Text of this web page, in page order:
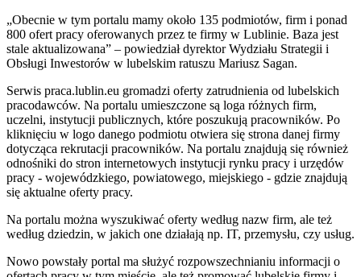
„Obecnie w tym portalu mamy około 135 podmiotów, firm i ponad
800 ofert pracy oferowanych przez te firmy w Lublinie. Baza jest
stale aktualizowana” – powiedział dyrektor Wydziału Strategii i
Obsługi Inwestorów w lubelskim ratuszu Mariusz Sagan.
Serwis praca.lublin.eu gromadzi oferty zatrudnienia od lubelskich
pracodawców. Na portalu umieszczone są loga różnych firm,
uczelni, instytucji publicznych, które poszukują pracowników. Po
kliknięciu w logo danego podmiotu otwiera się strona danej firmy
dotycząca rekrutacji pracowników. Na portalu znajdują się również
odnośniki do stron internetowych instytucji rynku pracy i urzędów
pracy - wojewódzkiego, powiatowego, miejskiego - gdzie znajdują
się aktualne oferty pracy.
Na portalu można wyszukiwać oferty według nazw firm, ale też
według dziedzin, w jakich one działają np. IT, przemysłu, czy usług.
Nowo powstały portal ma służyć rozpowszechnianiu informacji o